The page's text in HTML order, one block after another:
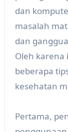
dan
masalah
dan
Oleh karena
beberapa
kesehatan
Pertama,